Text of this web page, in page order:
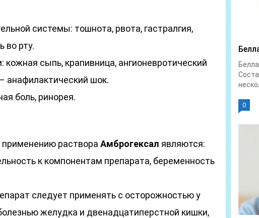
системы: тошнота, рвота, гастралгия,
во рту.
кожная сыпь, крапивница, ангионевротический
анафилактический шок.
боль, ринорея.
раствора Амброгексал являются:
к компонентам препарата, беременность
следует применять с осторожностью у
желудка и двенадцатиперстной кишки,
0